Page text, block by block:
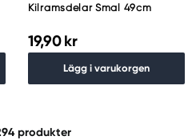
Kilramsdelar Smal 49cm
19,90 kr
Lägg i varukorgen
produkter